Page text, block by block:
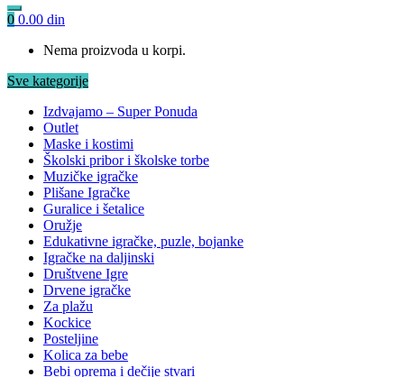
0 0.00 din
Nema proizvoda u korpi.
Sve kategorije
Izdvajamo – Super Ponuda
Outlet
Maske i kostimi
Školski pribor i školske torbe
Muzičke igračke
Plišane Igračke
Guralice i šetalice
Oružje
Edukativne igračke, puzle, bojanke
Igračke na daljinski
Društvene Igre
Drvene igračke
Za plažu
Kockice
Posteljine
Kolica za bebe
Bebi oprema i dečije stvari